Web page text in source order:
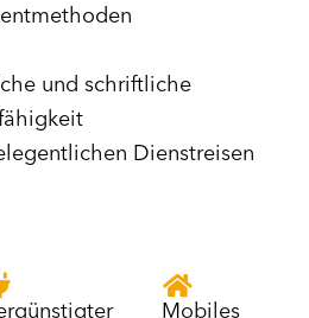
und schriftliche
Dienstreisen
Mobiles